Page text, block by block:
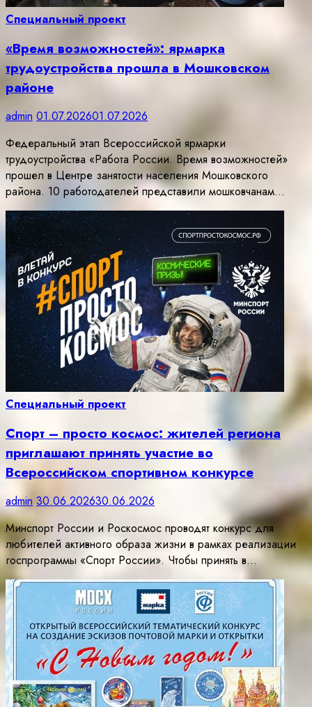
Специальный проект
«Время возможностей»: ярмарка
трудоустройства прошла в Мошковском
районе
admin 01.07.202601.07.2026
Федеральный этап Всероссийской ярмарки
трудоустройства «Работа России. Время возможностей»
прошел в Центре занятости населения Мошковского
района. 10 работодателей представили мошковчанам…
Специальный проект
Спорт – просто космос: жителей региона
приглашают принять участие во
Всероссийском спортивном конкурсе
admin 30.06.202630.06.2026
Минспорт России и Роскосмос проводят конкурс для
любителей активного образа жизни в рамках реализации
госпрограммы «Спорт России». Чтобы принять в…